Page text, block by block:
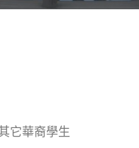
它華裔學生